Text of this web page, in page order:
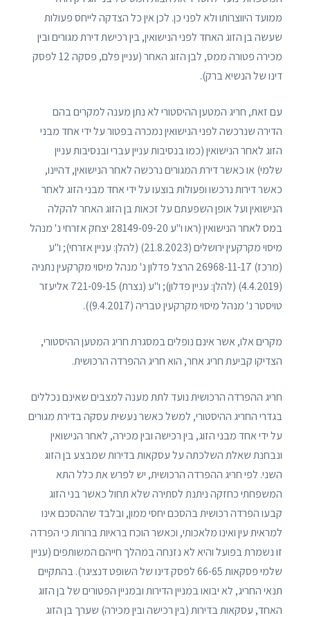
ממועד היווצרותו ולא לפני כן. לכן אין כל הצדקה לייחס פעולות
שעשה בן הזוג האחד לפני הנישואין, בין רכישת דירת מגורים ובין
מכירה פטורה ממס, לבן הזוג האחר (עניין פלם, פסקה 12 לפסק
דינו של הנשיא ברק).
עם זאת, חריג המטען ההיסטורי לא נתן מענה למקרים בהם
הדירה שנרכשה לפני הנישואין נמכרה בפטור על ידי אחד מבני
הזוג לאחר הנישואין (כמו בנסיבות עניין עברי ובנסיבות עניין
שלמי) או כאשר דירת המגורים נרכשה לאחר הנישואין, דהיינו,
כאשר דירות נרכשו ופעולות בוצעו על ידי אחד מבני הזוג לאחר
הנישואין ועל אופן השפעתם על זכאות בן הזוג האחר להקלה
במס לאחר הנישואין (ראו ו"ע 28149-09-20 יצחק אזרחי נ' מנהל
מיסוי מקרקעין ירושלים (21.8.2023) (להלן: עניין אזרחי); ו"ע
(מרכז) 26968-11-17 הרצל פדלון נ' מנהל מיסוי מקרקעין נתניה
(4.4.2019) (להלן: עניין פדלון); ו"ע (נצרת) 721-09-15 אליעזר
טויסטר נ' מנהל מיסוי מקרקעין טבריה (9.4.2017)).
מקרים אלו, אשר אינם נופלים במסגרת חריג המטען ההיסטורי,
הצדיקו קביעת חריג אחר, הוא חריג ההפרדה הרכושית.
חריג ההפרדה הרכושית נועד לתת מענה למצבים שאינם נכללים
בגדרי החריג ההיסטורי, למשל כאשר נעשית עסקה בדירת מגורים
על ידי אחד מבני הזוג, בין רכישה ובין מכירה, לאחר הנישואין
ונבחנת שאלת השלכתה על עסקאות בדירות שמבצע בן הזוג
השני. לפי חריג ההפרדה הרכושית, יש לפרש את כלל התא
המשפחתי כחזקה ניתנת לסתירה שלא תחול כאשר בני הזוג
קבעו הפרדה רכושית בהסכם יחסי ממון, ובלבד שההסכם אינו
למראית עין ואינו מלאכותי, וכאשר הוכח בראיות ברורות כי הפרדה
זו נשמרת בפועל והיא לא נזנחה במהלך חייהם המשותפים (עניין
שלמי פסקאות 66-65 לפסק דינו של השופט דנציגר). בהתקיים
תנאי החריג, לא יבואו במניין הדירות ובמניין הפטורים של בן הזוג
האחד, עסקאות בדירות (בין רכישה ובין מכירה) שערך בן הזוג